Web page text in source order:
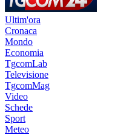
Ultim'ora
Cronaca
Mondo
Economia
TgcomLab
Televisione
TgcomMag
Video
Schede
Sport
Meteo